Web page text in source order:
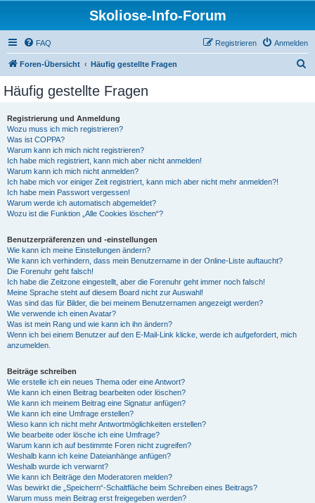
Skoliose-Info-Forum
FAQ Anmelden
Registrieren
Foren-Übersicht Häufig gestellte Fragen
Häufig gestellte Fragen
Registrierung und Anmeldung
Wozu muss ich mich registrieren?
Was ist COPPA?
Warum kann ich mich nicht registrieren?
Ich habe mich registriert, kann mich aber nicht anmelden!
Warum kann ich mich nicht anmelden?
Ich habe mich vor einiger Zeit registriert, kann mich aber nicht mehr anmelden?!
Ich habe mein Passwort vergessen!
Warum werde ich automatisch abgemeldet?
Wozu ist die Funktion „Alle Cookies löschen“?
Benutzerpräferenzen und -einstellungen
Wie kann ich meine Einstellungen ändern?
Wie kann ich verhindern, dass mein Benutzername in der Online-Liste auftaucht?
Die Forenuhr geht falsch!
Ich habe die Zeitzone eingestellt, aber die Forenuhr geht immer noch falsch!
Meine Sprache steht auf diesem Board nicht zur Auswahl!
Was sind das für Bilder, die bei meinem Benutzernamen angezeigt werden?
Wie verwende ich einen Avatar?
Was ist mein Rang und wie kann ich ihn ändern?
Wenn ich bei einem Benutzer auf den E-Mail-Link klicke, werde ich aufgefordert, mich
anzumelden.
Beiträge schreiben
Wie erstelle ich ein neues Thema oder eine Antwort?
Wie kann ich einen Beitrag bearbeiten oder löschen?
Wie kann ich meinem Beitrag eine Signatur anfügen?
Wie kann ich eine Umfrage erstellen?
Wieso kann ich nicht mehr Antwortmöglichkeiten erstellen?
Wie bearbeite oder lösche ich eine Umfrage?
Warum kann ich auf bestimmte Foren nicht zugreifen?
Weshalb kann ich keine Dateianhänge anfügen?
Weshalb wurde ich verwarnt?
Wie kann ich Beiträge den Moderatoren melden?
Was bewirkt die „Speichern“-Schaltfläche beim Schreiben eines Beitrags?
Warum muss mein Beitrag erst freigegeben werden?